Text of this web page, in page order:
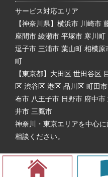
サービス対応エリア
【神奈川県】横浜市 川崎市
座間市 綾瀬市 平塚市 寒川
逗子市 三浦市 葉山町 相模原
町
【東京都】大田区 世田谷区
区 渋谷区 港区 品川区 町田
布市 八王子市 日野市 府中
井市 三鷹市
神奈川・東京エリアを中心
相談ください。
Copyright © Build Art. All